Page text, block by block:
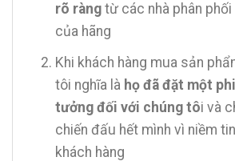
rõ ràngtừ các nhà phân
của hãng
Khi khách hàng mua sản
tôi nghĩa là họ đã đặt một
tưởng đối với chúng tôi và
chiến đấu hết mình vì niềm
khách hàng